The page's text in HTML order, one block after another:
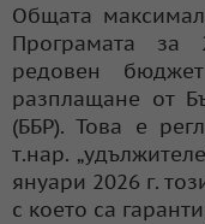
Общата
Програмата
редовен
разплащане от
(ББР). Това е
т.нар.
януари 2026 г.
с което са